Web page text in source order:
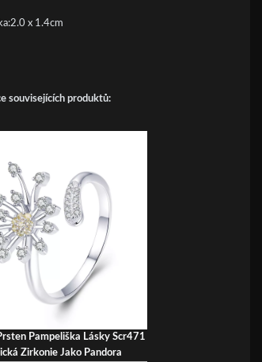
x 1.4cm
souvisejících produktů:
Pampeliška Lásky Scr471
Zirkonie Jako Pandora